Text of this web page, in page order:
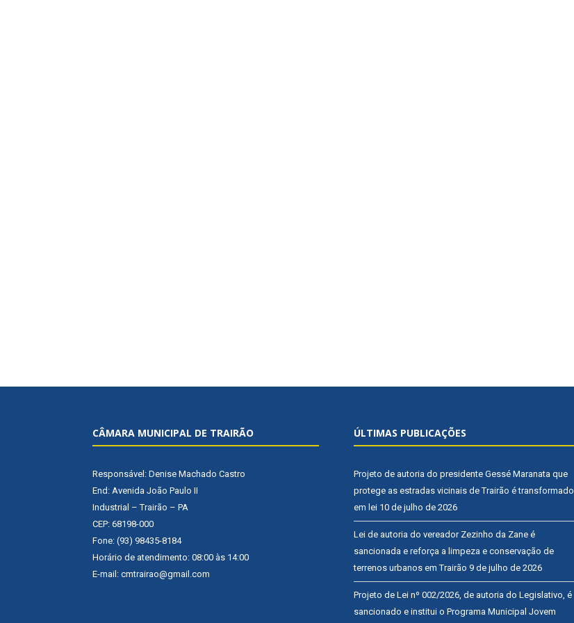
CÂMARA MUNICIPAL DE TRAIRÃO
Responsável: Denise Machado Castro
End: Avenida João Paulo II
Industrial – Trairão – PA
CEP: 68198-000
Fone: (93) 98435-8184
Horário de atendimento: 08:00 às 14:00
E-mail: cmtrairao@gmail.com
ÚLTIMAS PUBLICAÇÕES
Projeto de autoria do presidente Gessé Maranata que
protege as estradas vicinais de Trairão é transformado
em lei 10 de julho de 2026
Lei de autoria do vereador Zezinho da Zane é
sancionada e reforça a limpeza e conservação de
terrenos urbanos em Trairão 9 de julho de 2026
Projeto de Lei nº 002/2026, de autoria do Legislativo, é
sancionado e institui o Programa Municipal Jovem